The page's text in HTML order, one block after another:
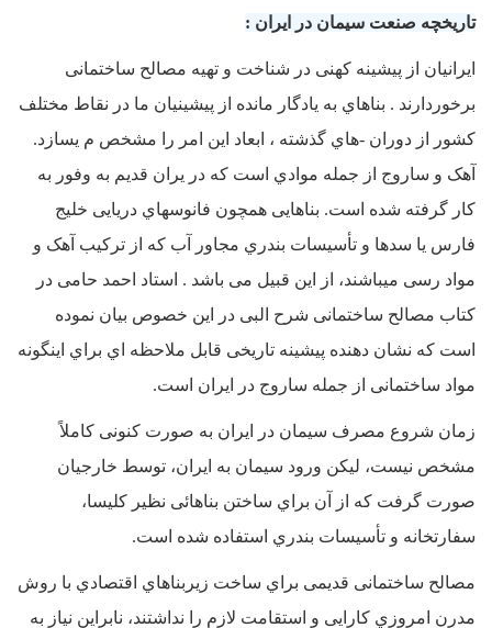
تاریخچه صنعت سیمان در ایران :
ایرانیان از پیشینه کهنی در شناخت و تهیه مصالح ساختمانی
برخوردارند . بناهاي به یادگار مانده از پیشینیان ما در نقاط مختلف
کشور از دوران -هاي گذشته ، ابعاد این امر را مشخص م یسازد.
آهک و ساروج از جمله موادي است که در یران قدیم به وفور به
کار گرفته شده است. بناهایی همچون فانوسهاي دریایی خلیج
فارس یا سدها و تأسیسات بندري مجاور آب که از ترکیب آهک و
مواد رسی میباشند، از این قبیل می باشد . استاد احمد حامی در
کتاب مصالح ساختمانی شرح البی در این خصوص بیان نموده
است که نشان دهنده پیشینه تاریخی قابل ملاحظه اي براي اینگونه
مواد ساختمانی از جمله ساروج در ایران است.
زمان شروع مصرف سیمان در ایران به صورت کنونی کاملاً
مشخص نیست، لیکن ورود سیمان به ایران، توسط خارجیان
صورت گرفت که از آن براي ساختن بناهائی نظیر کلیسا،
سفارتخانه و تأسیسات بندري استفاده شده است.
مصالح ساختمانی قدیمی براي ساخت زیربناهاي اقتصادي با روش
مدرن امروزي کارایی و استقامت لازم را نداشتند، نابراین نیاز به